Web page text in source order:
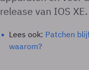
release van IOS XE.
Lees ook: Patchen
waarom?